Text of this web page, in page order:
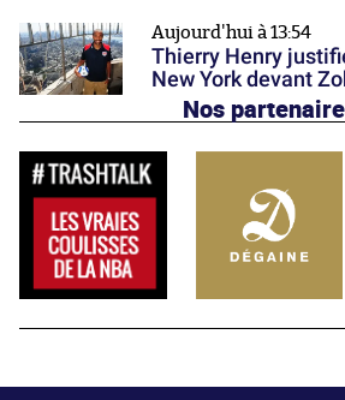
Aujourd'hui à 13:54
Thierry Henry
New York devant
Nos